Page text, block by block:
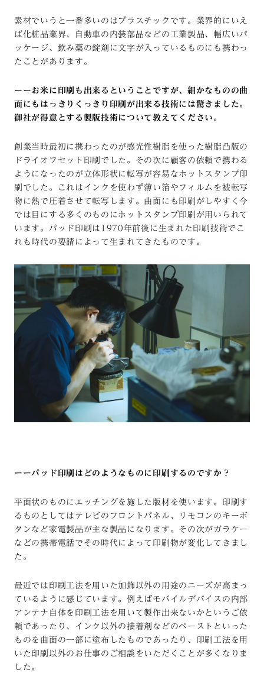
素材でいうと一番多いのはプラスチックです。業界的にいえ
ば化粧品業界、自動車の内装部品などの工業製品、幅広いパ
ッケージ、飲み薬の錠剤に文字が入っているものにも携わっ
たことがあります。
ーーお米に印刷も出来るということですが、細かなものの曲
面にもはっきりくっきり印刷が出来る技術には驚きました。
御社が得意とする製版技術について教えてください。
創業当時最初に携わったのが感光性樹脂を使った樹脂凸版の
ドライオフセット印刷でした。その次に顧客の依頼で携わる
ようになったのが立体形状に転写が容易なホットスタンプ印
刷でした。これはインクを使わず薄い箔やフィルムを被転写
物に熱で圧着させて転写します。曲面にも印刷がしやすく今
では目にする多くのものにホットスタンプ印刷が用いられて
います。パッド印刷は1970年前後に生まれた印刷技術でこ
れも時代の要請によって生まれてきたものです。
ーーパッド印刷はどのようなものに印刷するのですか？
平面状のものにエッチングを施した版材を使います。印刷す
るものとしてはテレビのフロントパネル、リモコンのキーボ
タンなど家電製品が主な製品になります。その次がガラケー
などの携帯電話でその時代によって印刷物が変化してきまし
た。
最近では印刷工法を用いた加飾以外の用途のニーズが高まっ
ているように感じています。例えばモバイルデバイスの内部
アンテナ自体を印刷工法を用いて製作出来ないかというご依
頼であったり、インク以外の接着剤などのペーストといった
ものを曲面の一部に塗布したものであったり、印刷工法を用
いた印刷以外のお仕事のご相談をいただくことが多くなりま
した。